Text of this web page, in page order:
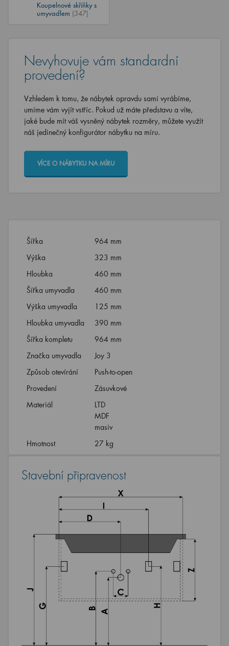
Koupelnové skříňky s
umyvadlem (347)
Nevyhovuje vám standardní
provedení?
Vzhledem k tomu, že nábytek opravdu sami vyrábíme,
umíme vám vyjít vstříc. Pokud už máte představu a víte,
jaké bude mít váš vysněný nábytek rozměry, můžete využít
náš jedinečný konfigurátor nábytku na míru.
VÍCE O NÁBYTKU NA MÍRU
Šířka
964 mm
Výška
323 mm
Hloubka
460 mm
Šířka umyvadla
460 mm
Výška umyvadla
125 mm
Hloubka umyvadla
390 mm
Šířka kompletu
964 mm
Značka umyvadla
Joy 3
Způsob otevírání
Push-to-open
Provedení
Zásuvkové
Materiál
LTD
MDF
masiv
Hmotnost
27 kg
Stavební připravenost